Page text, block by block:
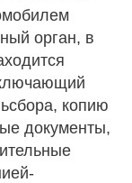
орган, в
копию
документы,